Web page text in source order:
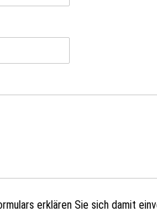
erklären Sie sich damit